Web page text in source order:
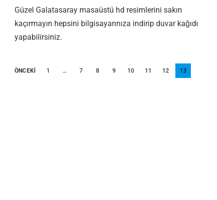
Güzel Galatasaray masaüstü hd resimlerini sakın
kaçırmayın hepsini bilgisayarınıza indirip duvar kağıdı
yapabilirsiniz.
Yazı
ÖNCEKI 1 … 7 8 9 10 11 12 13